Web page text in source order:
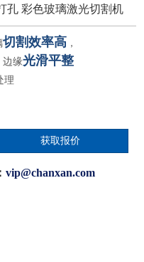
孔 彩色玻璃激光切割机
切割效率高 ，
边缘光滑平整
理
获取报价
vip@chanxan.com